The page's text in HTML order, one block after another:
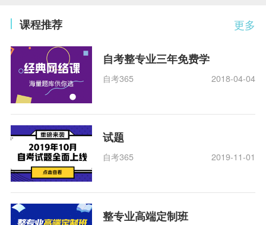
更多
课程推荐
自考整专业三年免费学
自考365 2018-04-04
试题
自考365 2019-11-01
整专业高端定制班